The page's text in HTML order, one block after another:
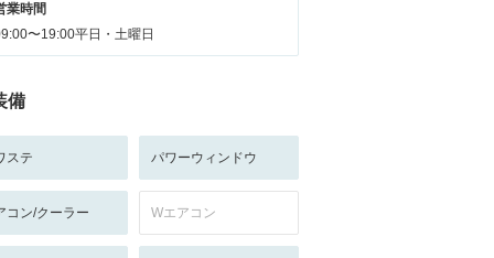
業時間
〜19:00平日・土曜日
備
ステ パワーウィンドウ
コン/クーラー Wエアコン